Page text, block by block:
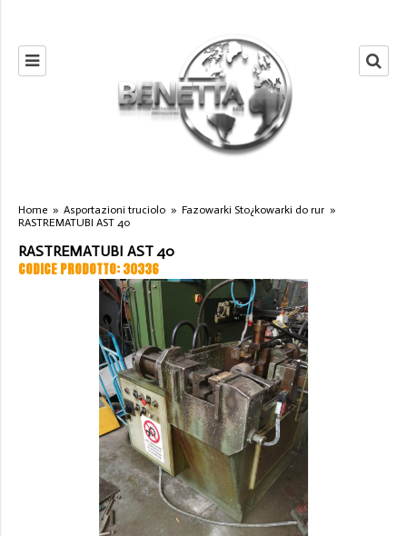
Home » Asportazioni truciolo » Fazowarki Sto¿kowarki do rur »
RASTREMATUBI AST 40
RASTREMATUBI AST 40
CODICE PRODOTTO: 30336